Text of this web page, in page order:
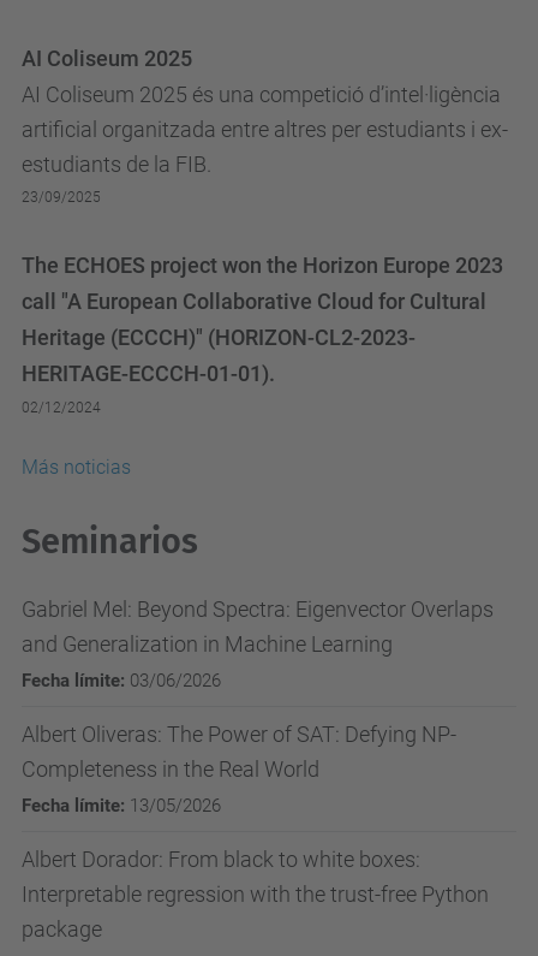
AI Coliseum 2025 és una competició d’intel·ligència
artificial organitzada entre altres per estudiants i ex-
estudiants de la FIB.
AI Coliseum 2025
23/09/2025
The ECHOES project won the Horizon Europe 2023
call "A European Collaborative Cloud for Cultural
Heritage (ECCCH)" (HORIZON-CL2-2023-
HERITAGE-ECCCH-01-01).
02/12/2024
Más noticias
Seminarios
Gabriel Mel: Beyond Spectra: Eigenvector Overlaps
and Generalization in Machine Learning
Fecha límite: 03/06/2026
Albert Oliveras: The Power of SAT: Defying NP-
Completeness in the Real World
Fecha límite: 13/05/2026
Albert Dorador: From black to white boxes:
Interpretable regression with the trust-free Python
package